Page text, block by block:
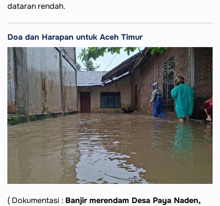
dataran rendah.
Doa dan Harapan untuk Aceh Timur
( Dokumentasi : Banjir merendam Desa Paya Naden,